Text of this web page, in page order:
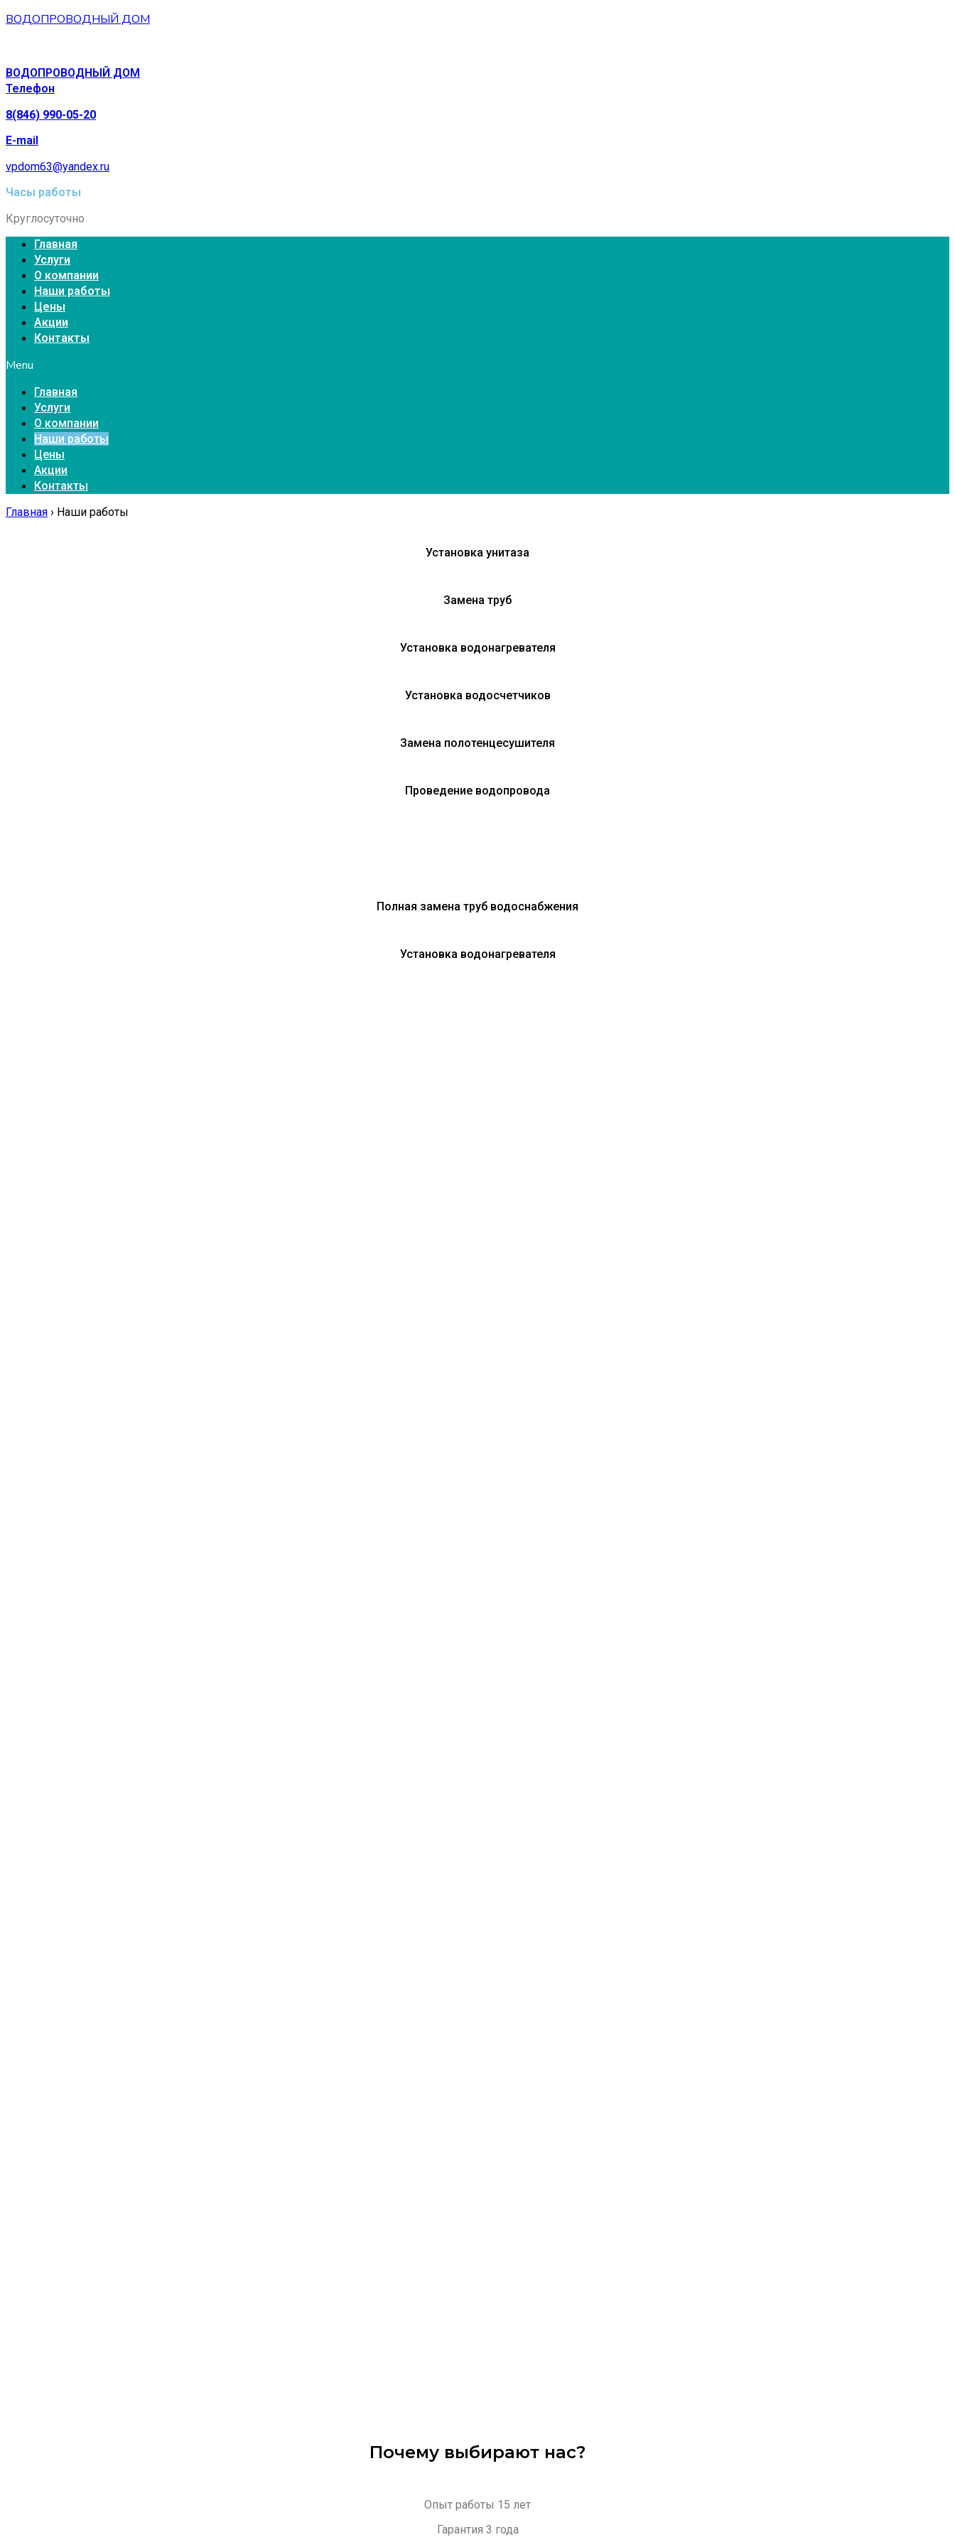
ВОДОПРОВОДНЫЙ ДОМ
ВОДОПРОВОДНЫЙ ДОМ
Телефон
8(846) 990-05-20
E-mail
vpdom63@yandex.ru
Часы работы
Круглосуточно
Главная
Услуги
О компании
Наши работы
Цены
Акции
Контакты
Menu
Главная
Услуги
О компании
Наши работы
Цены
Акции
Контакты
Главная › Наши работы
Установка унитаза
Замена труб
Установка водонагревателя
Установка водосчетчиков
Замена полотенцесушителя
Проведение водопровода
Полная замена труб водоснабжения
Установка водонагревателя
Почему выбирают нас?
Опыт работы 15 лет
Гарантия 3 года